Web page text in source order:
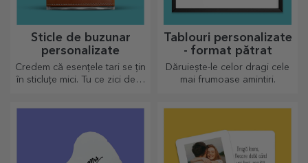
Sticle de buzunar
personalizate
Credem că esențele tari se țin
în sticluțe mici. Tu ce zici de o
Tablouri personalizate
- format pătrat
Dăruiește-le celor dragi cele
mai frumoase amintiri.